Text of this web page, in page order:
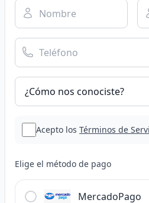
Acepto los Términos de
Elige el método de pago
MercadoPago